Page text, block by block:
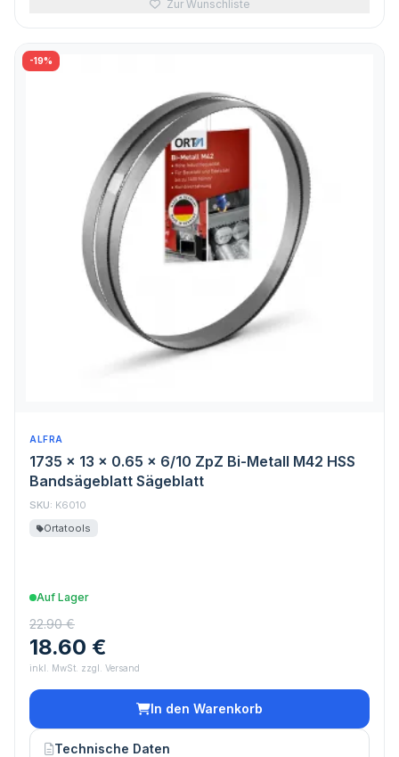
Zur Wunschliste
-19%
ALFRA
1735 x 13 x 0.65 x 6/10 ZpZ Bi-Metall M42 HSS
Bandsägeblatt Sägeblatt
SKU: K6010
Ortatools
Auf Lager
22.90 €
18.60 €
inkl. MwSt. zzgl. Versand
In den Warenkorb
Technische Daten